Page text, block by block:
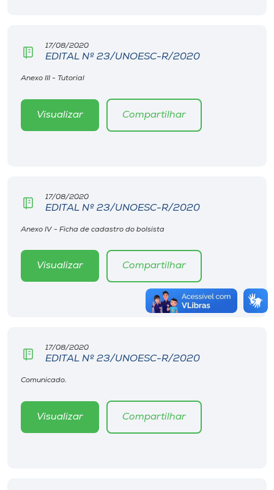
17/08/2020
EDITAL Nº 23/UNOESC-R/2020
Anexo III - Tutorial
Visualizar Compartilhar
17/08/2020
EDITAL Nº 23/UNOESC-R/2020
Anexo IV - Ficha de cadastro do bolsista
Visualizar Compartilhar
17/08/2020
EDITAL Nº 23/UNOESC-R/2020
Comunicado.
Visualizar Compartilhar